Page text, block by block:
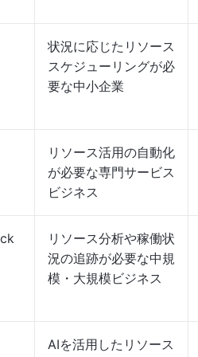
状況に応じたリソース
スケジューリングが必
要な中小企業
リソース活用の自動化
が必要な専門サービス
ビジネス
リソース分析や稼働状
況の追跡が必要な中規
模・大規模ビジネス
AIを活用したリソース